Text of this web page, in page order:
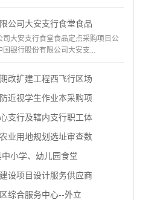
公司大安支行食堂食品
大安支行食堂食品定点采购项目公
银行股份有限公司大安支...
改扩建工程西飞行区场
近视学生作业本采购项
支行及辖内支行职工体
业用地规划选址审查数
小学、幼儿园食堂
设项目设计服务供应商
综合服务中心--外立